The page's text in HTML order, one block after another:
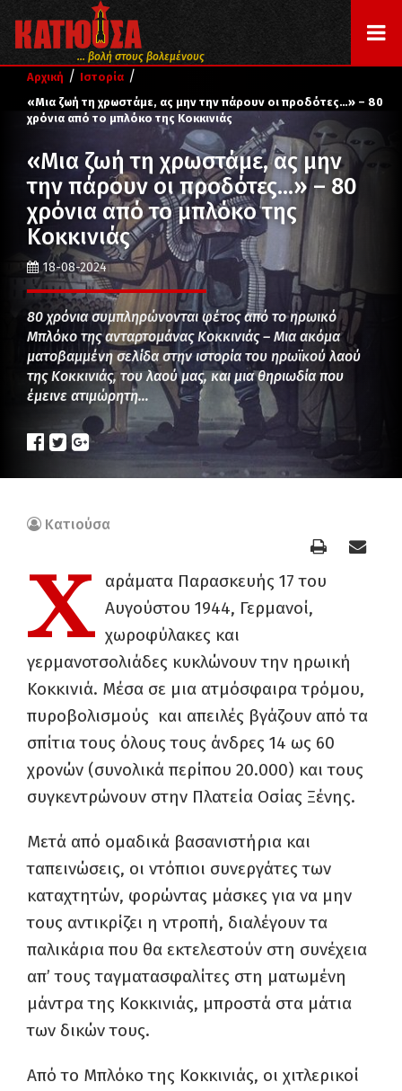
... βολή στους βολεμένους
Αρχική / Ιστορία /
«Μια ζωή τη χρωστάμε, ας μην την πάρουν οι προδότες…» – 80
χρόνια από το μπλόκο της Κοκκινιάς
«Μια ζωή τη χρωστάμε, ας μην
την πάρουν οι προδότες…» – 80
χρόνια από το μπλόκο της
Κοκκινιάς
18-08-2024
80 χρόνια συμπληρώνονται φέτος από το ηρωικό
Μπλόκο της ανταρτομάνας Κοκκινιάς – Μια ακόμα
ματοβαμμένη σελίδα στην ιστορία του ηρωϊκού λαού
της Κοκκινιάς, του λαού μας, και μια θηριωδία που
έμεινε ατιμώρητη…
Κατιούσα
Χ
αράματα Παρασκευής 17 του
Αυγούστου 1944, Γερμανοί,
χωροφύλακες και
γερμανοτσολιάδες κυκλώνουν την ηρωική
Κοκκινιά. Μέσα σε μια ατμόσφαιρα τρόμου,
πυροβολισμούς και απειλές βγάζουν από τα
σπίτια τους όλους τους άνδρες 14 ως 60
χρονών (συνολικά περίπου 20.000) και τους
συγκεντρώνουν στην Πλατεία Οσίας Ξένης.
Μετά από ομαδικά βασανιστήρια και
ταπεινώσεις, οι ντόπιοι συνεργάτες των
καταχτητών, φορώντας μάσκες για να μην
τους αντικρίζει η ντροπή, διαλέγουν τα
παλικάρια που θα εκτελεστούν στη συνέχεια
απ’ τους ταγματασφαλίτες στη ματωμένη
μάντρα της Κοκκινιάς, μπροστά στα μάτια
των δικών τους.
Από το Μπλόκο της Κοκκινιάς, οι χιτλερικοί